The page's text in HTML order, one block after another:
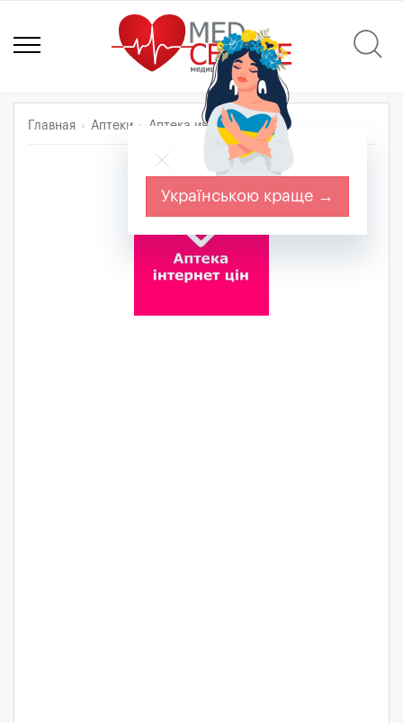
Главная Аптеки Аптека интернет цен
Українською краще →